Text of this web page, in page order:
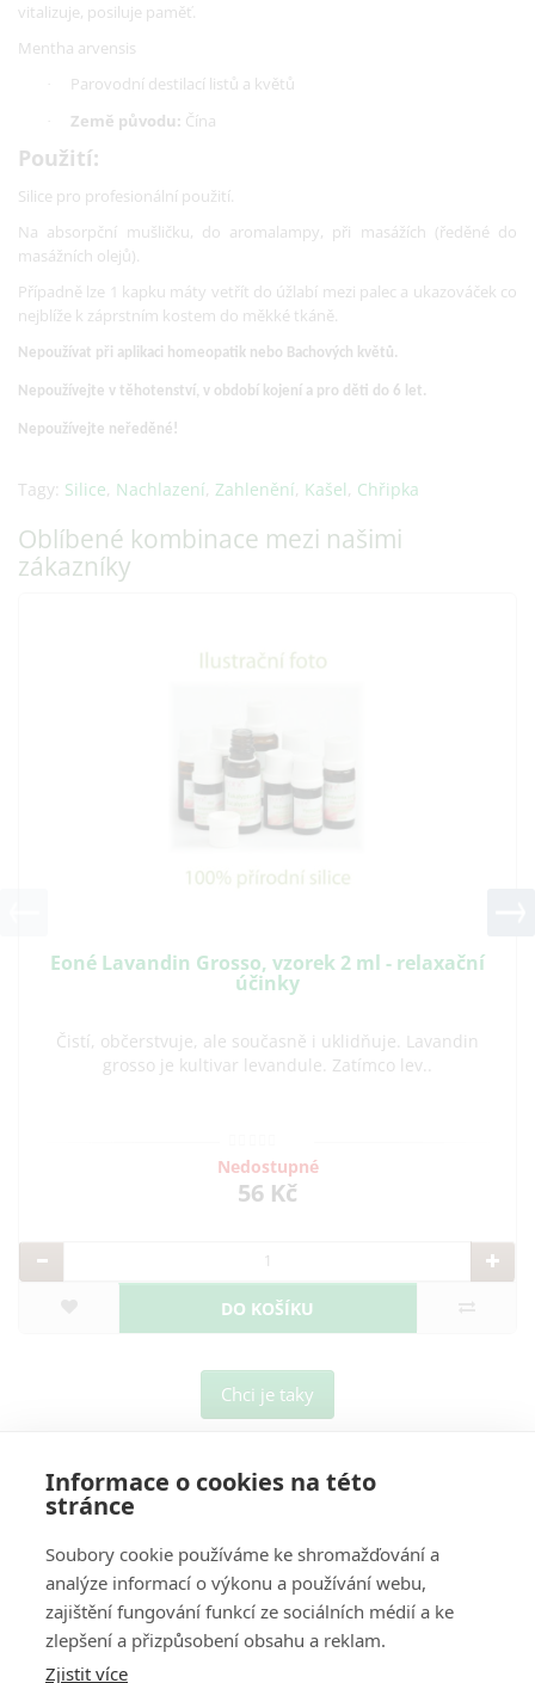
Informace o cookies na této
stránce
Soubory cookie používáme ke shromažďování a
analýze informací o výkonu a používání webu,
zajištění fungování funkcí ze sociálních médií a ke
zlepšení a přizpůsobení obsahu a reklam.
Zjistit více
vitalizuje, posiluje paměť.
Mentha arvensis
Parovodní destilací listů a květů
Země původu: Čína
Použití:
Silice pro profesionální použití.
Na absorpční mušličku, do aromalampy, při masážích (ředěné do
masážních olejů).
Případně lze 1 kapku máty vetřít do úžlabí mezi palec a ukazováček co
nejblíže k záprstním kostem do měkké tkáně.
Nepoužívat při aplikaci homeopatik nebo Bachových květů.
Nepoužívejte v těhotenství, v období kojení a pro děti do 6 let.
Nepoužívejte neředěné!
Tagy: Silice, Nachlazení, Zahlenění, Kašel, Chřipka
Oblíbené kombinace mezi našimi
zákazníky
Eoné Lavandin Grosso, vzorek 2 ml - relaxační
účinky
Čistí, občerstvuje, ale současně i uklidňuje. Lavandin
grosso je kultivar levandule. Zatímco lev..
Nedostupné
56 Kč
DO KOŠÍKU
Chci je taky
O Nás
Pro Zákazníky